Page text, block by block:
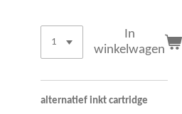
In
winkelwagen
alternatief inkt cartridge